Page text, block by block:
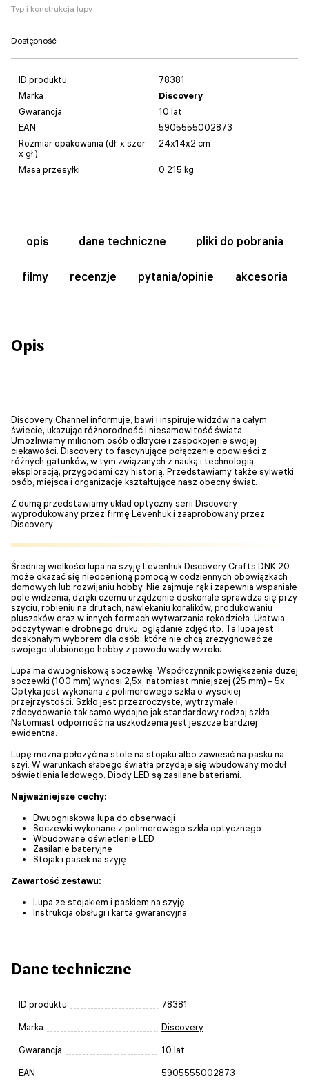
Typ i konstrukcja lupy
Dostępność
ID produktu
78381
Marka
Discovery
Gwarancja
10 lat
EAN
5905555002873
Rozmiar opakowania (dł. x szer.
x gł.)
24x14x2 cm
Masa przesyłki 0.215 kg
opis dane techniczne pliki do pobrania
filmy recenzje pytania/opinie akcesoria
Opis
Discovery Channel informuje, bawi i inspiruje widzów na całym
świecie, ukazując różnorodność i niesamowitość świata.
Umożliwiamy milionom osób odkrycie i zaspokojenie swojej
ciekawości. Discovery to fascynujące połączenie opowieści z
różnych gatunków, w tym związanych z nauką i technologią,
eksploracją, przygodami czy historią. Przedstawiamy także sylwetki
osób, miejsca i organizacje kształtujące nasz obecny świat.
Z dumą przedstawiamy układ optyczny serii Discovery
wyprodukowany przez firmę Levenhuk i zaaprobowany przez
Discovery.
Średniej wielkości lupa na szyję Levenhuk Discovery Crafts DNK 20
może okazać się nieocenioną pomocą w codziennych obowiązkach
domowych lub rozwijaniu hobby. Nie zajmuje rąk i zapewnia wspaniałe
pole widzenia, dzięki czemu urządzenie doskonale sprawdza się przy
szyciu, robieniu na drutach, nawlekaniu koralików, produkowaniu
pluszaków oraz w innych formach wytwarzania rękodzieła. Ułatwia
odczytywanie drobnego druku, oglądanie zdjęć itp. Ta lupa jest
doskonałym wyborem dla osób, które nie chcą zrezygnować ze
swojego ulubionego hobby z powodu wady wzroku.
Lupa ma dwuogniskową soczewkę. Współczynnik powiększenia dużej
soczewki (100 mm) wynosi 2,5x, natomiast mniejszej (25 mm) – 5x.
Optyka jest wykonana z polimerowego szkła o wysokiej
przejrzystości. Szkło jest przezroczyste, wytrzymałe i
zdecydowanie tak samo wydajne jak standardowy rodzaj szkła.
Natomiast odporność na uszkodzenia jest jeszcze bardziej
ewidentna.
Lupę można położyć na stole na stojaku albo zawiesić na pasku na
szyi. W warunkach słabego światła przydaje się wbudowany moduł
oświetlenia ledowego. Diody LED są zasilane bateriami.
Najważniejsze cechy:
Dwuogniskowa lupa do obserwacji
Soczewki wykonane z polimerowego szkła optycznego
Wbudowane oświetlenie LED
Zasilanie bateryjne
Stojak i pasek na szyję
Zawartość zestawu:
Lupa ze stojakiem i paskiem na szyję
Instrukcja obsługi i karta gwarancyjna
Dane techniczne
ID produktu 78381
Marka Discovery
Gwarancja 10 lat
EAN 5905555002873